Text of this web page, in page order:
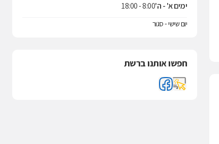
ימים א' - ה'8:00 - 18:00
יום שישי - סגור
חפשו אותנו ברשת